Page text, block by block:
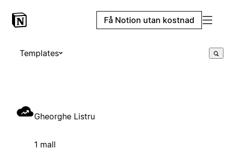
Få Notion utan kostnad
Templates
Gheorghe Listru
1 mall